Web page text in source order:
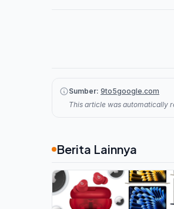
Sumber: 9to5google.com
This article was automatically
Berita Lainnya